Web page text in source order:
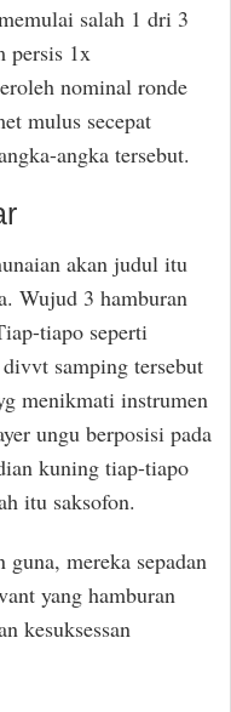
salah 1 dri 3
persis 1x
nominal ronde
mulus secepat
angka tersebut.
akan judul itu
Wujud 3 hamburan
tiapo seperti
samping tersebut
menikmati instrumen
ungu berposisi pada
kuning tiap-tiapo
itu saksofon.
mereka sepadan
yang hamburan
kesuksessan